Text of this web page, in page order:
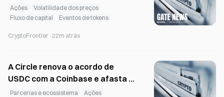
de SPCX atinge 700 milhões de
dólares
Ações
Volatilidade dos preços
Fluxo de capital
Eventos de tokens
CryptoFrontier · 22m atrás
A Circle renova o acordo de
USDC com a Coinbase e afasta a
hipótese de dividendos
Parcerias e ecossistema Ações